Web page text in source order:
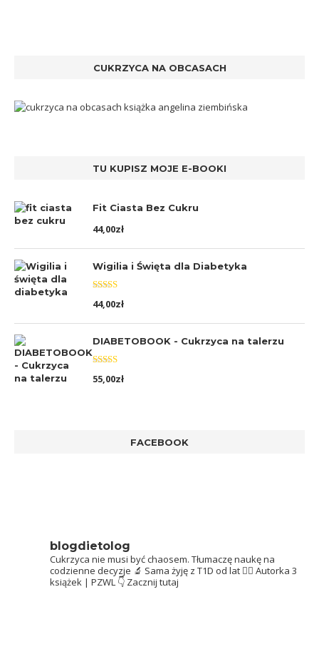
CUKRZYCA NA OBCASACH
TU KUPISZ MOJE E-BOOKI
Fit Ciasta Bez Cukru
44,00zł
Wigilia i Święta dla Diabetyka
Oceniono
5.00na 5
44,00zł
DIABETOBOOK - Cukrzyca na talerzu
Oceniono
5.00na 5
55,00zł
FACEBOOK
blogdietolog
Cukrzyca nie musi być chaosem. Tłumaczę naukę na
codzienne decyzje 🔬 Sama żyję z T1D od lat 👩‍⚕️ Autorka 3
książek | PZWL 👇 Zacznij tutaj